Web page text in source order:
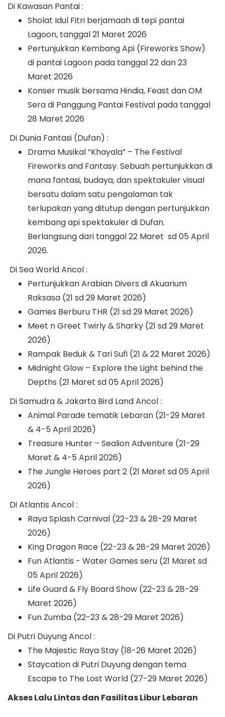
Di Kawasan Pantai :
Sholat Idul Fitri berjamaah di tepi pantai
Lagoon, tanggal 21 Maret 2026
Pertunjukkan Kembang Api (Fireworks Show)
di pantai Lagoon pada tanggal 22 dan 23
Maret 2026
Konser musik bersama Hindia, Feast dan OM
Sera di Panggung Pantai Festival pada tanggal
28 Maret 2026
Di Dunia Fantasi (Dufan) :
Drama Musikal “Khayala” – The Festival
Fireworks and Fantasy. Sebuah pertunjukkan di
mana fantasi, budaya, dan spektakuler visual
bersatu dalam satu pengalaman tak
terlupakan yang ditutup dengan pertunjukkan
kembang api spektakuler di Dufan.
Berlangsung dari tanggal 22 Maret sd 05 April
2026.
Di Sea World Ancol :
Pertunjukkan Arabian Divers di Akuarium
Raksasa (21 sd 29 Maret 2026)
Games Berburu THR (21 sd 29 Maret 2026)
Meet n Greet Twirly & Sharky (21 sd 29 Maret
2026)
Rampak Beduk & Tari Sufi (21 & 22 Maret 2026)
Midnight Glow – Explore the Light behind the
Depths (21 Maret sd 05 April 2026)
Di Samudra & Jakarta Bird Land Ancol :
Animal Parade tematik Lebaran (21-29 Maret
& 4-5 April 2026)
Treasure Hunter – Sealion Adventure (21-29
Maret & 4-5 April 2026)
The Jungle Heroes part 2 (21 Maret sd 05 April
2026)
Di Atlantis Ancol :
Raya Splash Carnival (22-23 & 28-29 Maret
2026)
King Dragon Race (22-23 & 28-29 Maret 2026)
Fun Atlantis - Water Games seru (21 Maret sd
05 April 2026)
Life Guard & Fly Board Show (22-23 & 28-29
Maret 2026)
Fun Zumba (22-23 & 28-29 Maret 2026)
Di Putri Duyung Ancol :
The Majestic Raya Stay (18-26 Maret 2026)
Staycation di Putri Duyung dengan tema
Escape to The Lost World (27-29 Maret 2026)
Akses Lalu Lintas dan Fasilitas Libur Lebaran